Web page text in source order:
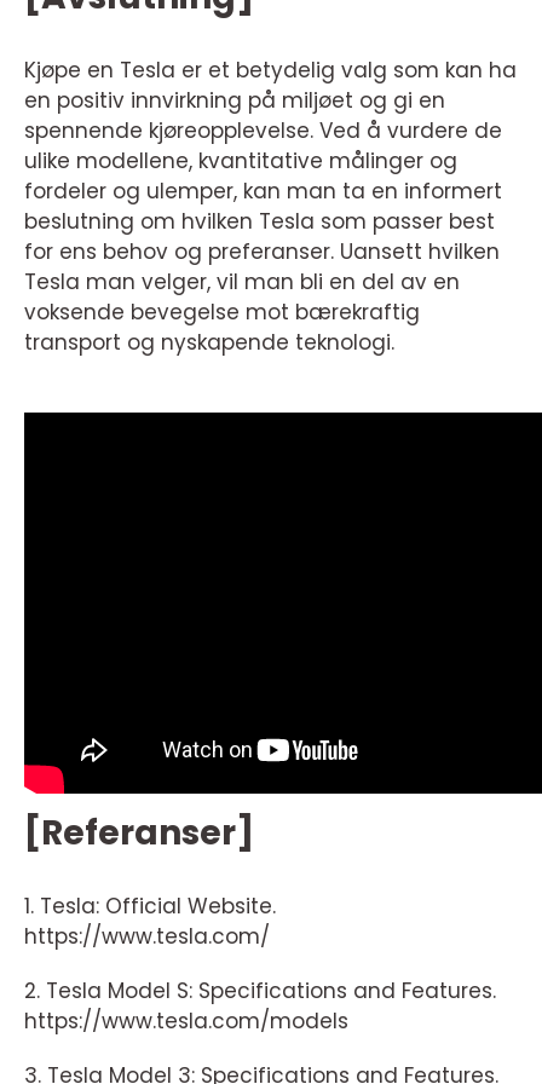
Kjøpe en Tesla er et betydelig valg som kan ha
en positiv innvirkning på miljøet og gi en
spennende kjøreopplevelse. Ved å vurdere de
ulike modellene, kvantitative målinger og
fordeler og ulemper, kan man ta en informert
beslutning om hvilken Tesla som passer best
for ens behov og preferanser. Uansett hvilken
Tesla man velger, vil man bli en del av en
voksende bevegelse mot bærekraftig
transport og nyskapende teknologi.
[Referanser]
1. Tesla: Official Website.
https://www.tesla.com/
2. Tesla Model S: Specifications and Features.
https://www.tesla.com/models
3. Tesla Model 3: Specifications and Features.